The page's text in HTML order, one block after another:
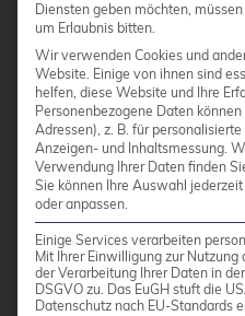
Cluster
CNCF
Community
Config
Configmap
Container
ContainerConf
Europe 2017 -
Rückblick
Vom 23. Oktober
fand im Hilton
Source Summit
war der erste
Europa, seitdem
CloudOpen und
dieser
Diensten geben möchten,
um Erlaubnis bitten.
Wir verwenden Cookies und
Website. Einige von ihnen sind
helfen, diese Website und Ihre
Personenbezogene Daten
Adressen), z. B. für
Anzeigen- und Inhaltsmessung.
Verwendung Ihrer Daten finden
Sie können Ihre Auswahl
oder anpassen.
Einige Services verarbeiten
Mit Ihrer Einwilligung zur
der Verarbeitung Ihrer Daten in
DSGVO zu. Das EuGH stuft die
Datenschutz nach EU-Standards